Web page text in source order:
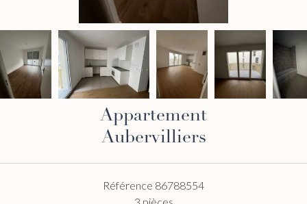
Appartement
Aubervilliers
Référence 86788554